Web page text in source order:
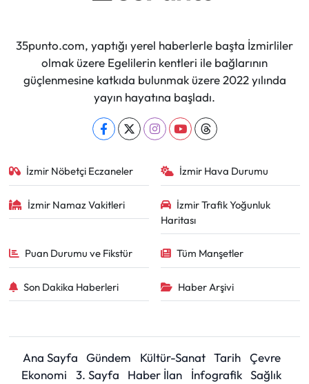
35punto.com, yaptığı yerel haberlerle başta İzmirliler
olmak üzere Egelilerin kentleri ile bağlarının
güçlenmesine katkıda bulunmak üzere 2022 yılında
yayın hayatına başladı.
İzmir Nöbetçi Eczaneler İzmir Hava Durumu
İzmir Namaz Vakitleri
İzmir Trafik Yoğunluk
Haritası
Puan Durumu ve Fikstür Tüm Manşetler
Son Dakika Haberleri Haber Arşivi
Ana Sayfa Gündem Kültür-Sanat Tarih
Çevre
Ekonomi
3. Sayfa Haber İlan İnfografik Sağlık